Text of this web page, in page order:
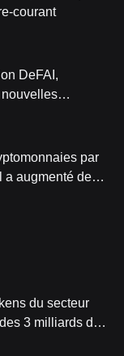
courant
DeFAI,
par
a augmenté de
du secteur
3 milliards de